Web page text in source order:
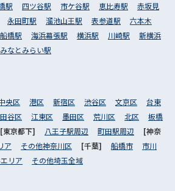
駅 四ツ谷駅 市ケ谷駅 恵比寿駅
赤坂見
永田町駅 溜池山王駅 表参道駅
六本木
船橋駅 海浜幕張駅 横浜駅 川崎駅
新横浜
みなとみらい駅
央区 港区 新宿区 渋谷区 文京区
台東
谷区 江東区 墨田区 荒川区 北区
板橋
[東京都下] 八王子駅周辺 町田駅周辺
[神奈
ア その他神奈川区 [千葉] 船橋市
市川
リア その他埼玉全域